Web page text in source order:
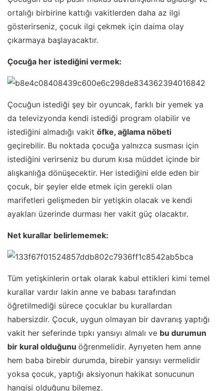
ortalığı birbirine kattığı vakitlerden daha az ilgi
gösterirseniz, çocuk ilgi çekmek için daima olay
çıkarmaya başlayacaktır.
Çocuğa her istediğini vermek:
Çocuğun istediği şey bir oyuncak, farklı bir yemek ya
da televizyonda kendi istediği program olabilir ve
istediğini almadığı vakit öfke, ağlama nöbeti
geçirebilir. Bu noktada çocuğa yalnızca susması için
istediğini verirseniz bu durum kısa müddet içinde bir
alışkanlığa dönüşecektir. Her istediğini elde eden bir
çocuk, bir şeyler elde etmek için gerekli olan
marifetleri gelişmeden bir yetişkin olacak ve kendi
ayakları üzerinde durması her vakit güç olacaktır.
Net kurallar belirlememek:
Tüm yetişkinlerin ortak olarak kabul ettikleri kimi temel
kurallar vardır lakin anne ve babası tarafından
öğretilmediği sürece çocuklar bu kurallardan
habersizdir. Çocuk, uygun olmayan bir davranış yaptığı
vakit her seferinde tıpkı yansıyı almalı ve bu durumun
bir kural olduğunu öğrenmelidir. Ayrıyeten hem anne
hem baba birebir durumda, birebir yansıyı vermelidir
yoksa çocuk, yaptığı aksiyonun hakikat sonucunun
hangisi olduğunu bilemez.